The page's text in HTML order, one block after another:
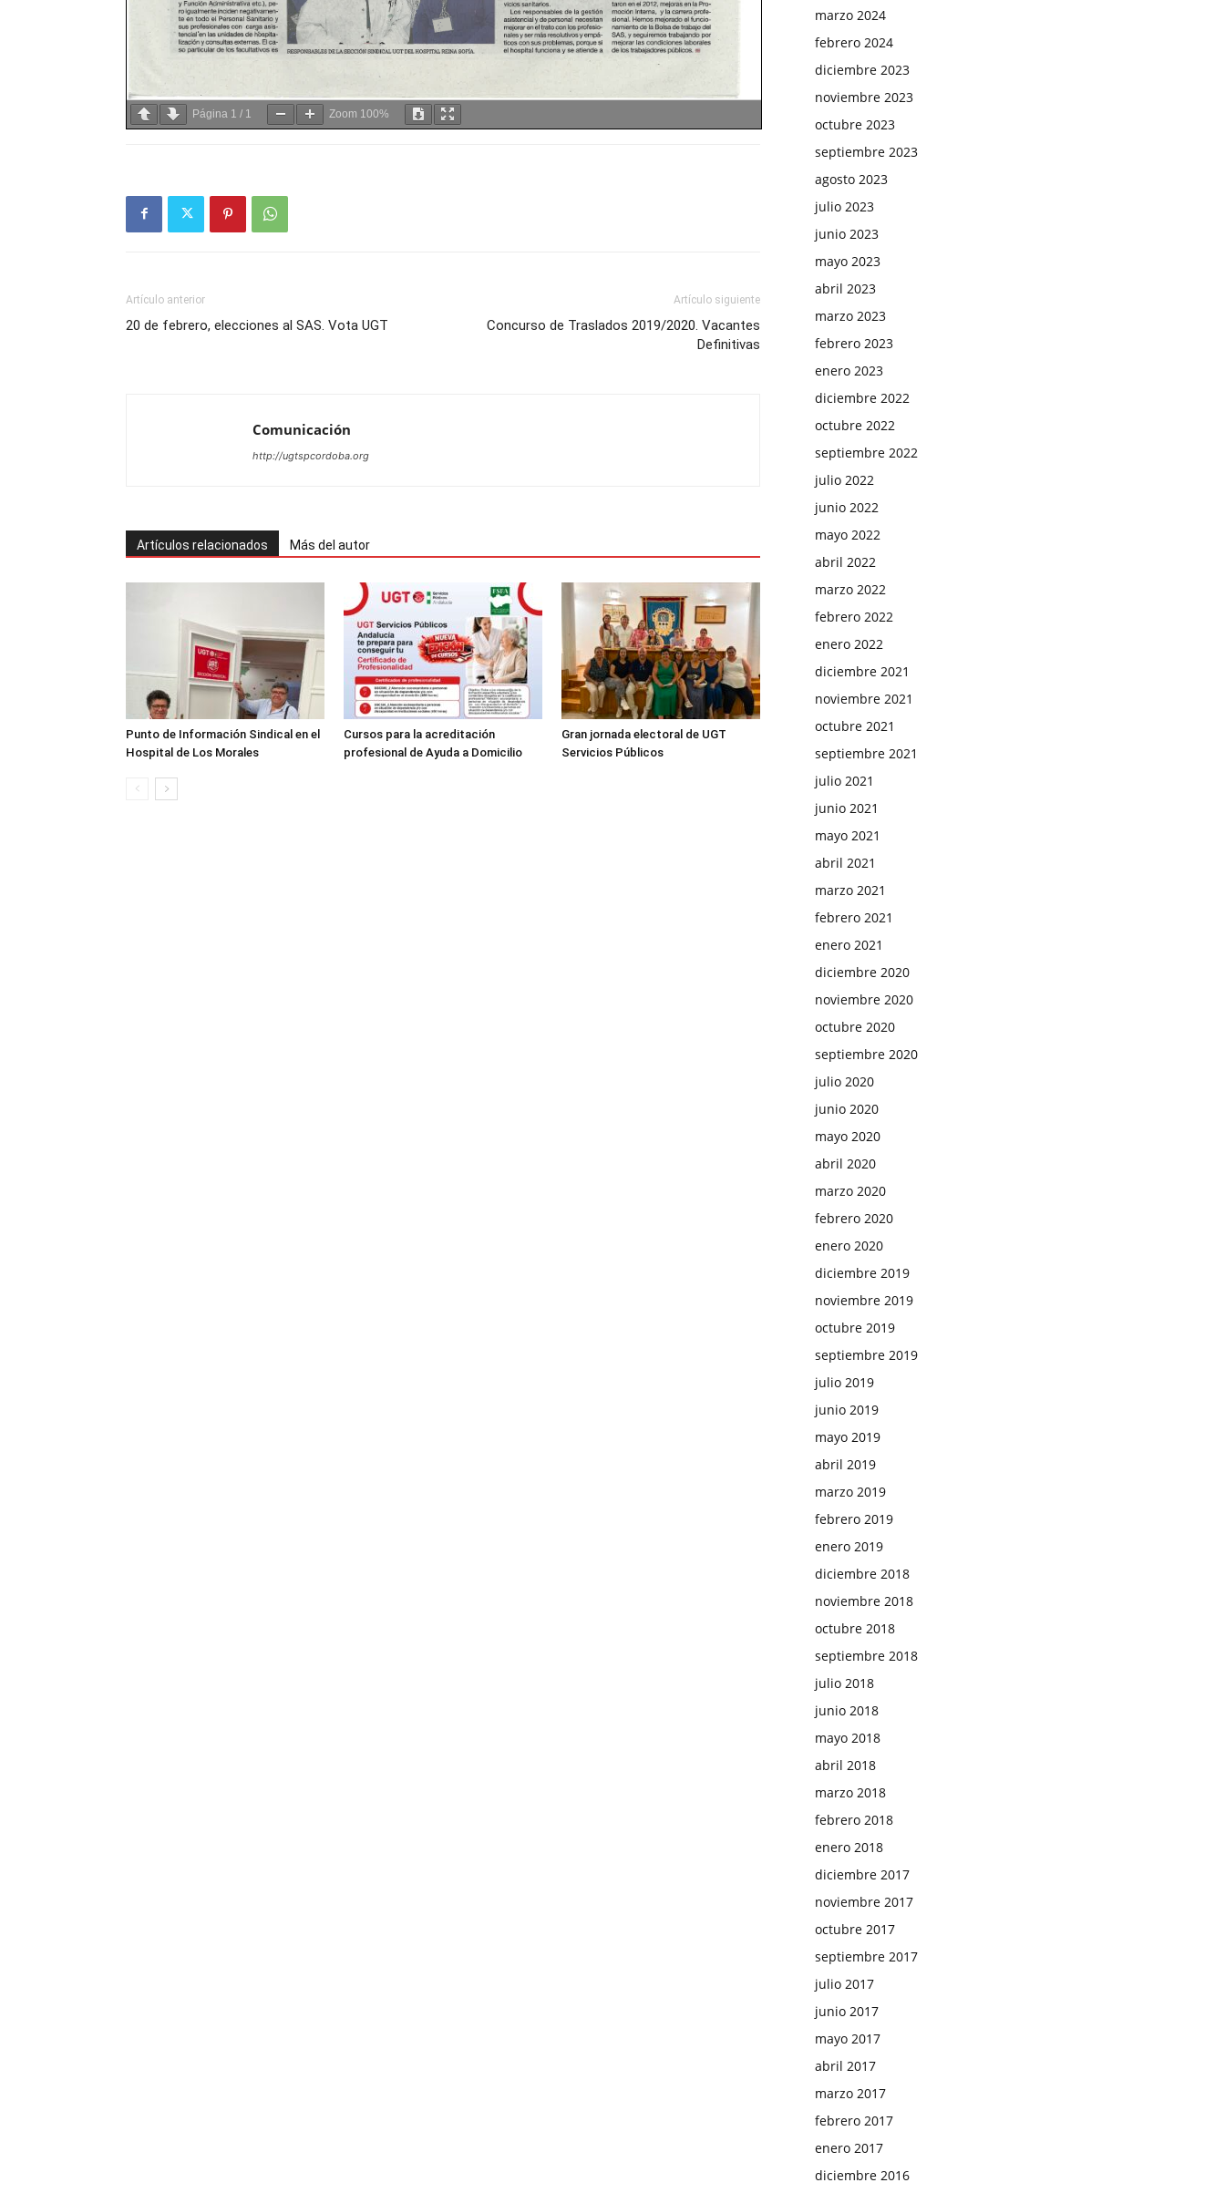
Página 1 / 1 Zoom 100%
Artículo anterior
20 de febrero, elecciones al SAS. Vota UGT
Artículo siguiente
Concurso de Traslados 2019/2020. Vacantes
Definitivas
Comunicación
http://ugtspcordoba.org
Artículos relacionados Más del autor
Punto de Información Sindical en el
Hospital de Los Morales
Cursos para la acreditación
profesional de Ayuda a Domicilio
Gran jornada electoral de UGT
Servicios Públicos
marzo 2024
febrero 2024
diciembre 2023
noviembre 2023
octubre 2023
septiembre 2023
agosto 2023
julio 2023
junio 2023
mayo 2023
abril 2023
marzo 2023
febrero 2023
enero 2023
diciembre 2022
octubre 2022
septiembre 2022
julio 2022
junio 2022
mayo 2022
abril 2022
marzo 2022
febrero 2022
enero 2022
diciembre 2021
noviembre 2021
octubre 2021
septiembre 2021
julio 2021
junio 2021
mayo 2021
abril 2021
marzo 2021
febrero 2021
enero 2021
diciembre 2020
noviembre 2020
octubre 2020
septiembre 2020
julio 2020
junio 2020
mayo 2020
abril 2020
marzo 2020
febrero 2020
enero 2020
diciembre 2019
noviembre 2019
octubre 2019
septiembre 2019
julio 2019
junio 2019
mayo 2019
abril 2019
marzo 2019
febrero 2019
enero 2019
diciembre 2018
noviembre 2018
octubre 2018
septiembre 2018
julio 2018
junio 2018
mayo 2018
abril 2018
marzo 2018
febrero 2018
enero 2018
diciembre 2017
noviembre 2017
octubre 2017
septiembre 2017
julio 2017
junio 2017
mayo 2017
abril 2017
marzo 2017
febrero 2017
enero 2017
diciembre 2016